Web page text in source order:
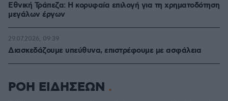
Εθνική Τράπεζα: Η κορυφαία επιλογή για τη χρηματοδότηση
μεγάλων έργων
Διασκεδάζουμε υπεύθυνα, επιστρέφουμε με ασφάλεια
29.07.2026, 09:39
ΡΟΗ ΕΙΔΗΣΕΩΝ